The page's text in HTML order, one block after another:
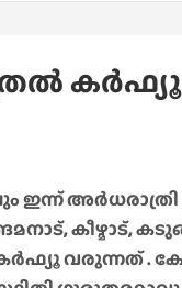
കർഫ്യൂ
ഇന്ന്
കീഴ്മാട്,
വരുന്നത് .